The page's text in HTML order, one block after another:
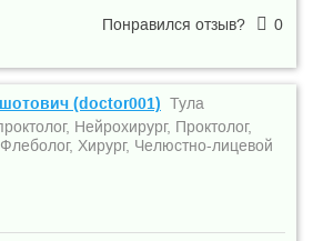
Понравился отзыв?
0
(doctor001) Тула
Нейрохирург, Проктолог,
Хирург, Челюстно-лицевой